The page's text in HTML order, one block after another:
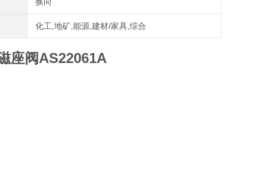
化工,地矿,能源,建材/家具,综合
座阀AS22061A